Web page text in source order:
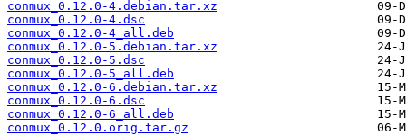
conmux_0.12.0-4.debian.tar.xz
conmux_0.12.0-4.dsc
conmux_0.12.0-4_all.deb
conmux_0.12.0-5.debian.tar.xz
conmux_0.12.0-5.dsc
conmux_0.12.0-5_all.deb
conmux_0.12.0-6.debian.tar.xz
conmux_0.12.0-6.dsc
conmux_0.12.0-6_all.deb
conmux_0.12.0.orig.tar.gz